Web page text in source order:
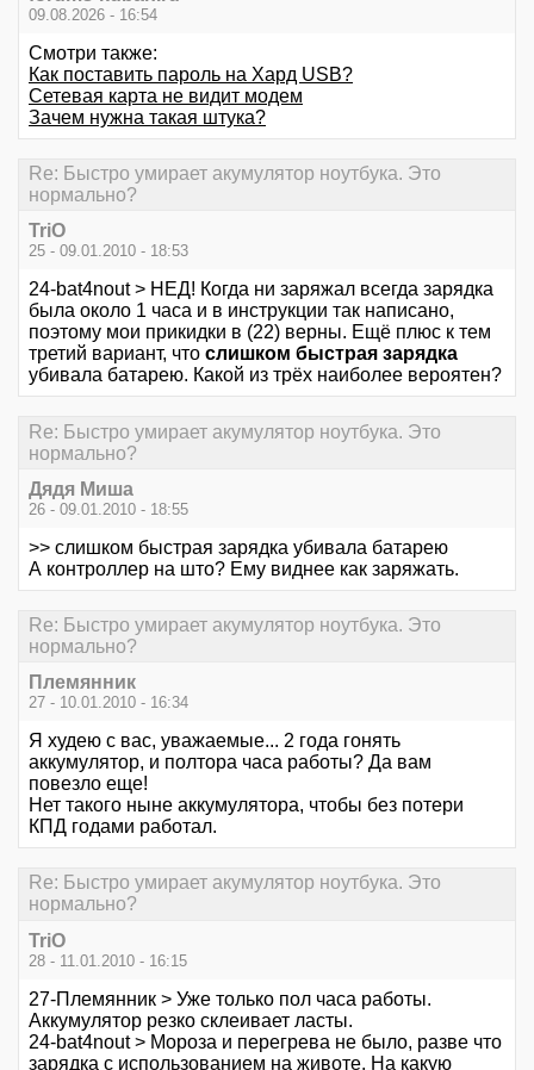
09.08.2026 - 16:54
Смотри также:
Как поставить пароль на Хард USB?
Cетевая карта не видит модем
Зачем нужна такая штука?
Re: Быстро умирает акумулятор ноутбука. Это
нормально?
TriO
25 - 09.01.2010 - 18:53
24-bat4nout > НЕД! Когда ни заряжал всегда зарядка
была около 1 часа и в инструкции так написано,
поэтому мои прикидки в (22) верны. Ещё плюс к тем
третий вариант, что слишком быстрая зарядка
убивала батарею. Какой из трёх наиболее вероятен?
Re: Быстро умирает акумулятор ноутбука. Это
нормально?
Дядя Миша
26 - 09.01.2010 - 18:55
>> слишком быстрая зарядка убивала батарею
А контроллер на што? Ему виднее как заряжать.
Re: Быстро умирает акумулятор ноутбука. Это
нормально?
Племянник
27 - 10.01.2010 - 16:34
Я худею с вас, уважаемые... 2 года гонять
аккумулятор, и полтора часа работы? Да вам
повезло еще!
Нет такого ныне аккумулятора, чтобы без потери
КПД годами работал.
Re: Быстро умирает акумулятор ноутбука. Это
нормально?
TriO
28 - 11.01.2010 - 16:15
27-Племянник > Уже только пол часа работы.
Аккумулятор резко склеивает ласты.
24-bat4nout > Мороза и перегрева не было, разве что
зарядка с использованием на животе. На какую